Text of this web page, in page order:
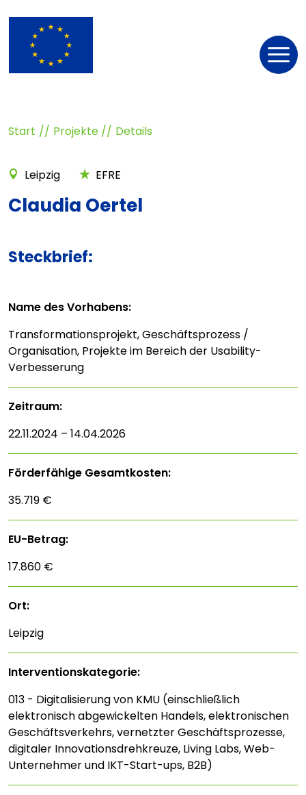
Start Projekte Details
Leipzig EFRE
Claudia Oertel
Steckbrief:
Name des Vorhabens:
Transformationsprojekt, Geschäftsprozess /
Organisation, Projekte im Bereich der Usability-
Verbesserung
Zeitraum:
22.11.2024 – 14.04.2026
Förderfähige Gesamtkosten:
35.719 €
EU-Betrag:
17.860 €
Ort:
Leipzig
Interventions­kategorie:
013 - Digitalisierung von KMU (einschließlich
elektronisch abgewickelten Handels, elektronischen
Geschäftsverkehrs, vernetzter Geschäftsprozesse,
digitaler Innovationsdrehkreuze, Living Labs, Web-
Unternehmer und IKT-Start-ups, B2B)